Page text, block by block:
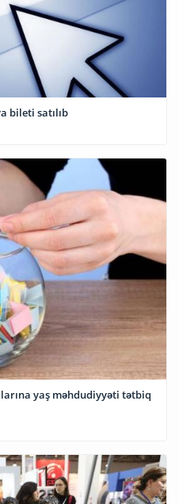
bileti satılıb
yaş məhdudiyyəti tətbiq